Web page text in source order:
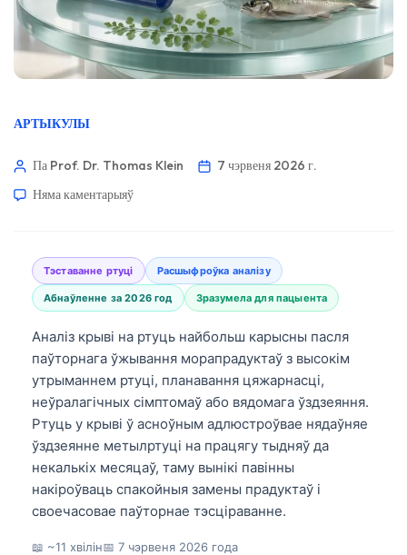
АРТЫКУЛЫ
Па Prof. Dr. Thomas Klein
7 чэрвеня 2026 г.
Няма каментарыяў
Тэставанне ртуці Расшыфроўка аналізу
Абнаўленне за 2026 год Зразумела для пацыента
Аналіз крыві на ртуць найбольш карысны пасля
паўторнага ўжывання морапрадуктаў з высокім
утрыманнем ртуці, планавання цяжарнасці,
неўралагічных сімптомаў або вядомага ўздзеяння.
Ртуць у крыві ў асноўным адлюстроўвае нядаўняе
ўздзеянне метылртуці на працягу тыдняў да
некалькіх месяцаў, таму вынікі павінны
накіроўваць спакойныя замены прадуктаў і
своечасовае паўторнае тэсціраванне.
📖 ~11 хвілін📅 7 чэрвеня 2026 года